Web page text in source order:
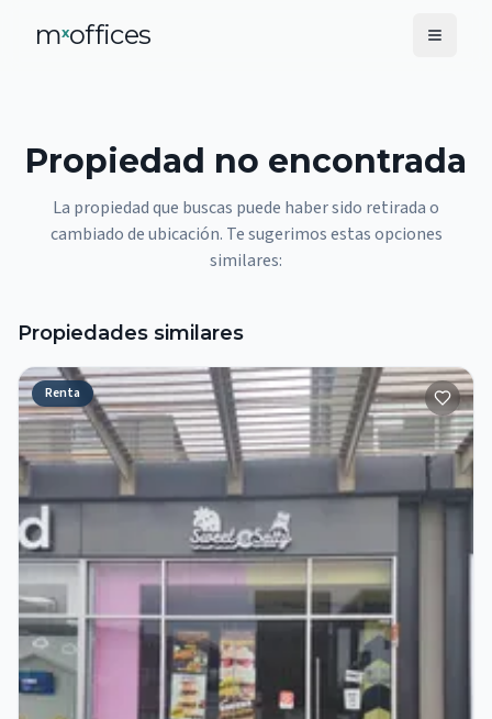
mxoffices
Propiedad no encontrada
La propiedad que buscas puede haber sido retirada o
cambiado de ubicación. Te sugerimos estas opciones
similares:
Propiedades similares
Renta